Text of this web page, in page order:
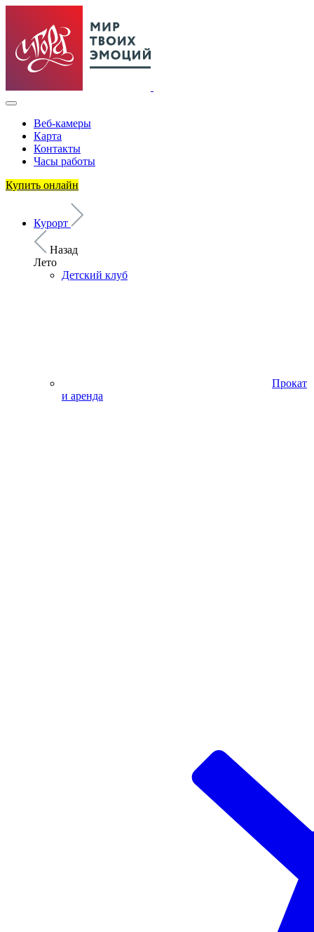
Веб-камеры
Карта
Контакты
Часы работы
Купить онлайн
Курорт
Назад
Лето
Детский клуб
Прокат
и аренда